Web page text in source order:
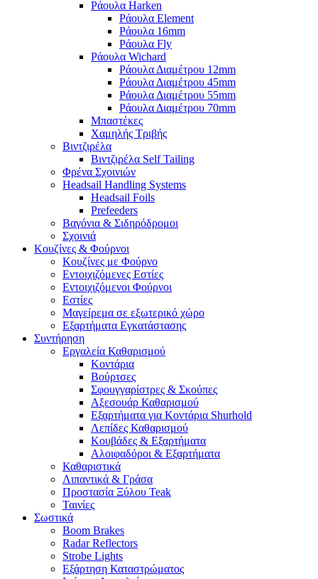
Ράουλα Harken
Ράουλα Element
Ράουλα 16mm
Ράουλα Fly
Ράουλα Wichard
Ράουλα Διαμέτρου 12mm
Ράουλα Διαμέτρου 45mm
Ράουλα Διαμέτρου 55mm
Ράουλα Διαμέτρου 70mm
Μπαστέκες
Χαμηλής Τριβής
Βιντζιρέλα
Βιντζιρέλα Self Tailing
Φρένα Σχοινιών
Headsail Handling Systems
Headsail Foils
Prefeeders
Βαγόνια & Σιδηρόδρομοι
Σχοινιά
Κουζίνες & Φούρνοι
Κουζίνες με Φούρνο
Εντοιχιζόμενες Εστίες
Εντοιχιζόμενοι Φούρνοι
Εστίες
Μαγείρεμα σε εξωτερικό χώρο
Εξαρτήματα Εγκατάστασης
Συντήρηση
Εργαλεία Καθαρισμού
Κοντάρια
Βούρτσες
Σφουγγαρίστρες & Σκούπες
Αξεσουάρ Καθαρισμού
Εξαρτήματα για Κοντάρια Shurhold
Λεπίδες Καθαρισμού
Κουβάδες & Εξαρτήματα
Αλοιφαδόροι & Εξαρτήματα
Καθαριστικά
Λιπαντικά & Γράσα
Προστασία Ξύλου Teak
Ταινίες
Σωστικά
Boom Brakes
Radar Reflectors
Strobe Lights
Εξάρτηση Καταστρώματος